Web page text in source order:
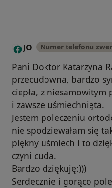
JO Numer telefonu
Pani Doktor Katarzyna
przecudowna, bardzo
ciepła, z
i zawsze uśmiechnięta.
Jestem poleczeniu
nie spodziewałam się
piękny uśmiech i to
czyni cuda.
Bardzo dziękuję:)))
Serdecznie i gorąco